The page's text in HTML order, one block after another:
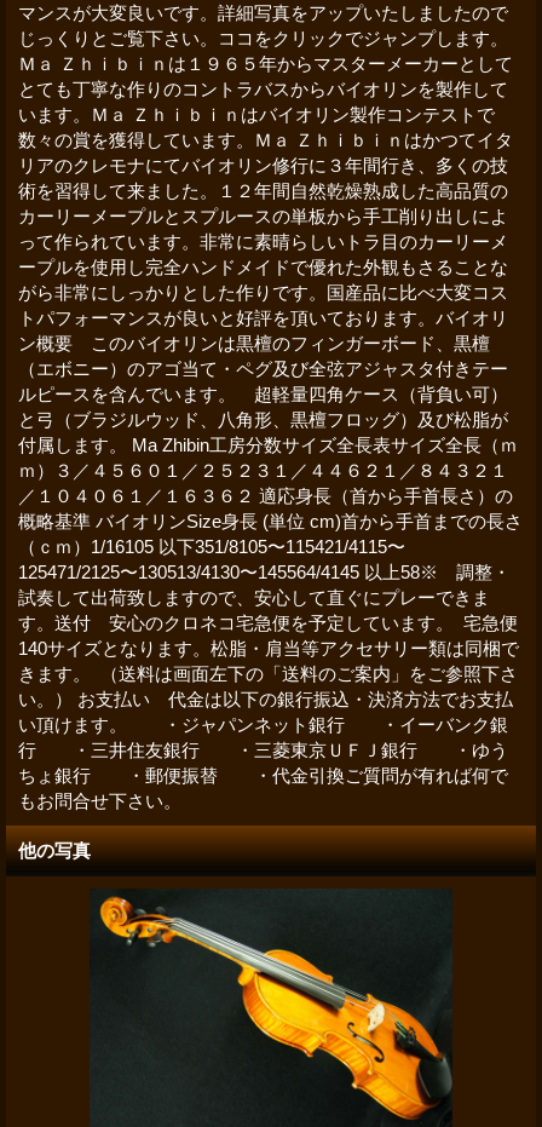
マンスが大変良いです。詳細写真をアップいたしましたので
じっくりとご覧下さい。ココをクリックでジャンプします。
Ｍａ Ｚｈｉｂｉｎは１９６５年からマスターメーカーとして
とても丁寧な作りのコントラバスからバイオリンを製作して
います。Ｍａ Ｚｈｉｂｉｎはバイオリン製作コンテストで
数々の賞を獲得しています。Ｍａ Ｚｈｉｂｉｎはかつてイタ
リアのクレモナにてバイオリン修行に３年間行き、多くの技
術を習得して来ました。１２年間自然乾燥熟成した高品質の
カーリーメープルとスプルースの単板から手工削り出しによ
って作られています。非常に素晴らしいトラ目のカーリーメ
ープルを使用し完全ハンドメイドで優れた外観もさることな
がら非常にしっかりとした作りです。国産品に比べ大変コス
トパフォーマンスが良いと好評を頂いております。バイオリ
ン概要 このバイオリンは黒檀のフィンガーボード、黒檀
（エボニー）のアゴ当て・ペグ及び全弦アジャスタ付きテー
ルピースを含んでいます。 超軽量四角ケース（背負い可）
と弓（ブラジルウッド、八角形、黒檀フロッグ）及び松脂が
付属します。 Ma Zhibin工房分数サイズ全長表サイズ全長（ｍ
ｍ）３／４５６０１／２５２３１／４４６２１／８４３２１
／１０４０６１／１６３６２ 適応身長（首から手首長さ）の
概略基準 バイオリンSize身長 (単位 cm)首から手首までの長さ
（ｃｍ）1/16105 以下351/8105〜115421/4115〜
125471/2125〜130513/4130〜145564/4145 以上58※ 調整・
試奏して出荷致しますので、安心して直ぐにプレーできま
す。送付 安心のクロネコ宅急便を予定しています。 宅急便
140サイズとなります。松脂・肩当等アクセサリー類は同梱で
きます。 （送料は画面左下の「送料のご案内」をご参照下さ
い。） お支払い 代金は以下の銀行振込・決済方法でお支払
い頂けます。 ・ジャパンネット銀行 ・イーバンク銀
行 ・三井住友銀行 ・三菱東京ＵＦＪ銀行 ・ゆう
ちょ銀行 ・郵便振替 ・代金引換ご質問が有れば何で
もお問合せ下さい。
他の写真